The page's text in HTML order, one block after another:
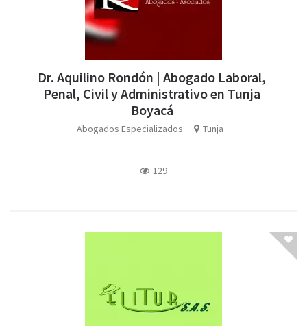
Dr. Aquilino Rondón | Abogado Laboral,
Penal, Civil y Administrativo en Tunja
Boyacá
Abogados Especializados Tunja
129